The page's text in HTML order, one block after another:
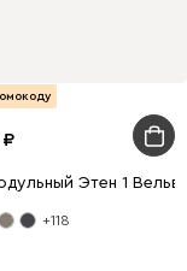
Этен 1
+118